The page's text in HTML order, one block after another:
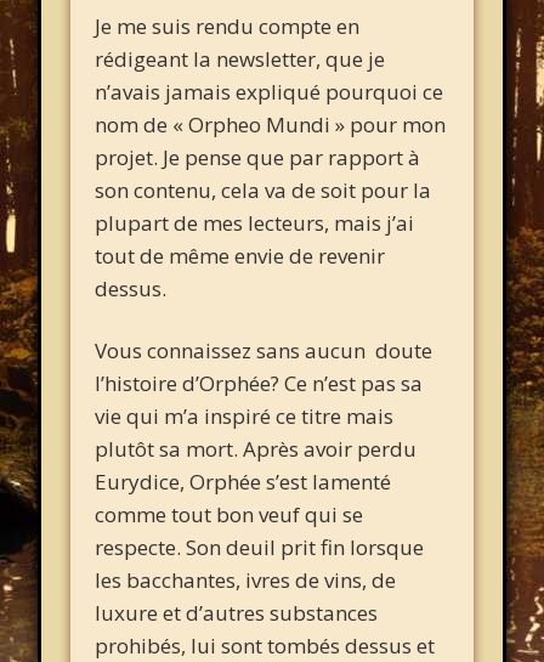
Je me suis rendu compte en
rédigeant la newsletter, que je
n’avais jamais expliqué pourquoi ce
nom de « Orpheo Mundi » pour mon
projet. Je pense que par rapport à
son contenu, cela va de soit pour la
plupart de mes lecteurs, mais j’ai
tout de même envie de revenir
dessus.
Vous connaissez sans aucun doute
l’histoire d’Orphée? Ce n’est pas sa
vie qui m’a inspiré ce titre mais
plutôt sa mort. Après avoir perdu
Eurydice, Orphée s’est lamenté
comme tout bon veuf qui se
respecte. Son deuil prit fin lorsque
les bacchantes, ivres de vins, de
luxure et d’autres substances
prohibés, lui sont tombés dessus et